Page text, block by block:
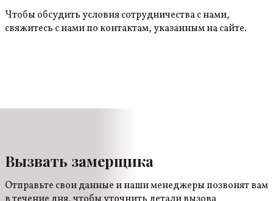
Чтобы обсудить условия сотрудничества с нами,
свяжитесь с нами по контактам, указанным на сайте.
Вызвать замерщика
Отправьте свои данные и наши менеджеры позвонят вам